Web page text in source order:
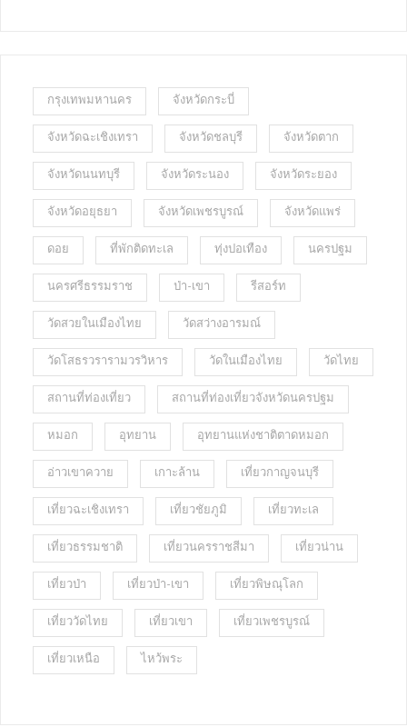
กรุงเทพมหานคร จังหวัดกระบี่
จังหวัดฉะเชิงเทรา จังหวัดชลบุรี จังหวัดตาก
จังหวัดนนทบุรี จังหวัดระนอง จังหวัดระยอง
จังหวัดอยุธยา จังหวัดเพชรบูรณ์ จังหวัดแพร่
ดอย ที่พักติดทะเล ทุ่งปอเทือง นครปฐม
นครศรีธรรมราช ป่า-เขา รีสอร์ท
วัดสวยในเมืองไทย วัดสว่างอารมณ์
วัดโสธรวรารามวรวิหาร วัดในเมืองไทย วัดไทย
สถานที่ท่องเที่ยว สถานที่ท่องเที่ยวจังหวัดนครปฐม
หมอก อุทยาน อุทยานแห่งชาติตาดหมอก
อ่าวเขาควาย เกาะล้าน เที่ยวกาญจนบุรี
เที่ยวฉะเชิงเทรา เที่ยวชัยภูมิ เที่ยวทะเล
เที่ยวธรรมชาติ เที่ยวนครราชสีมา เที่ยวน่าน
เที่ยวป่า เที่ยวป่า-เขา เที่ยวพิษณุโลก
เที่ยววัดไทย เที่ยวเขา เที่ยวเพชรบูรณ์
เที่ยวเหนือ ไหว้พระ